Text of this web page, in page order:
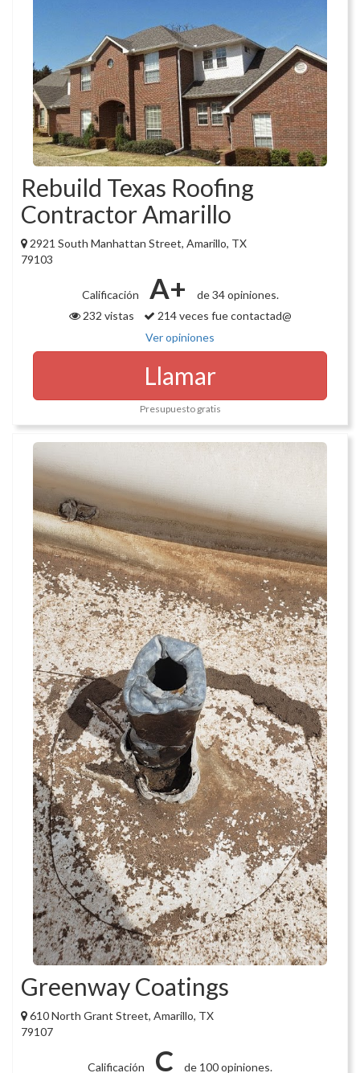
Rebuild Texas Roofing
Contractor Amarillo
2921 South Manhattan Street, Amarillo, TX
79103
Calificación A+
de 34 opiniones.
232 vistas
214 veces fue contactad@
Ver opiniones
Llamar
Presupuesto gratis
Greenway Coatings
610 North Grant Street, Amarillo, TX
79107
Calificación C
de 100 opiniones.